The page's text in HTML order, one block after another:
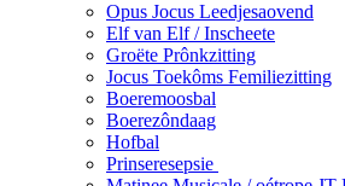
Opus Jocus Leedjesaovend
Elf van Elf / Inscheete
Groëte Prônkzitting
Jocus Toekôms Femiliezitting
Boeremoosbal
Boerezôndaag
Hofbal
Prinseresepsie